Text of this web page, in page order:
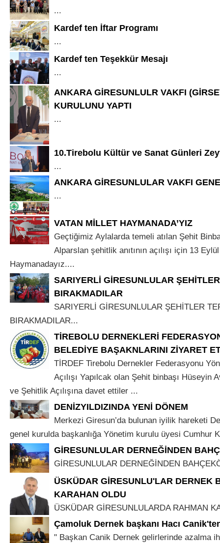
...
Kardef ten İftar Programı
...
Kardef ten Teşekkür Mesajı
...
ANKARA GİRESUNLULR VAKFI
KURULUNU YAPTI
...
10.Tirebolu Kültür ve Sanat Günleri
...
ANKARA GİRESUNLULAR VAKFI
...
VATAN MİLLET HAYMANADA’YIZ
Geçtiğimiz Aylalarda temeli atılan Şehit
Alparslan şehitlik anıtının açılışı için 13
Haymanadayız....
SARIYERLİ GİRESUNLULAR
BIRAKMADILAR
SARIYERLİ GİRESUNLULAR ŞEHİTLER
BIRAKMADILAR...
TİREBOLU DERNEKLERİ
BELEDİYE BAŞAKNLARINI ZİYARET
TİRDEF Tirebolu Dernekler Federasyonu
Açılışı Yapılcak olan Şehit binbaşı Hüseyin
ve Şehitlik Açılışına davet ettiler ...
DENİZYILDIZINDA YENİ DÖNEM
Merkezi Giresun’da bulunan iyilik hareketi
genel kurulda başkanlığa Yönetim kurulu üyesi Cumhur
GİRESUNLULAR DERNEĞİNDEN
GİRESUNLULAR DERNEĞİNDEN
ÜSKÜDAR GİRESUNLU'LAR DERNEK
KARAHAN OLDU
ÜSKÜDAR GİRESUNLULARDA RAHMAN
Çamoluk Dernek başkanı Hacı
" Başkan Canik Dernek gelirlerinde azalma